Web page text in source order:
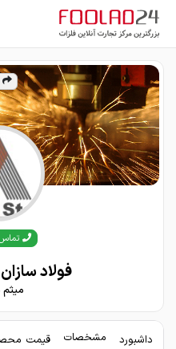
فولاد
داشبورد مشخصات قیمت